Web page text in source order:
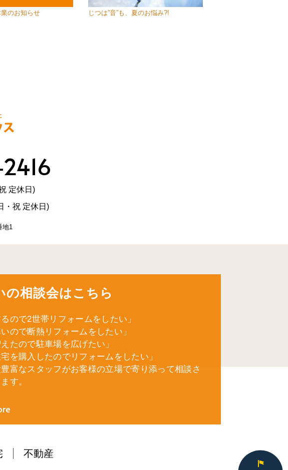
のお知らせ じつは”音”も、夏のお悩み?!
定休日)
・祝 定休日)
1
の相談会はこちら
るので2世帯リフォームをしたい」
いので断熱リフォームをしたい」
えたので駐車場を広げたい」
宅を購入したのでリフォームをしたい」
富なスタッフがお客様の立場で寄り添って相談さ
す。
不動産